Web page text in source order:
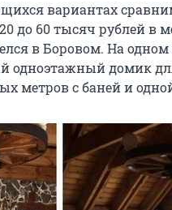
вариантах
до 60 тысяч рублей в
в Боровом. На одном
одноэтажный домик
метров с баней и